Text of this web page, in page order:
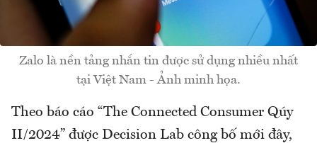
Zalo là nền tảng nhắn tin được sử dụng nhiều nhất
tại Việt Nam - Ảnh minh họa.
Theo báo cáo “The Connected Consumer Qúy
II/2024” được Decision Lab công bố mới đây,